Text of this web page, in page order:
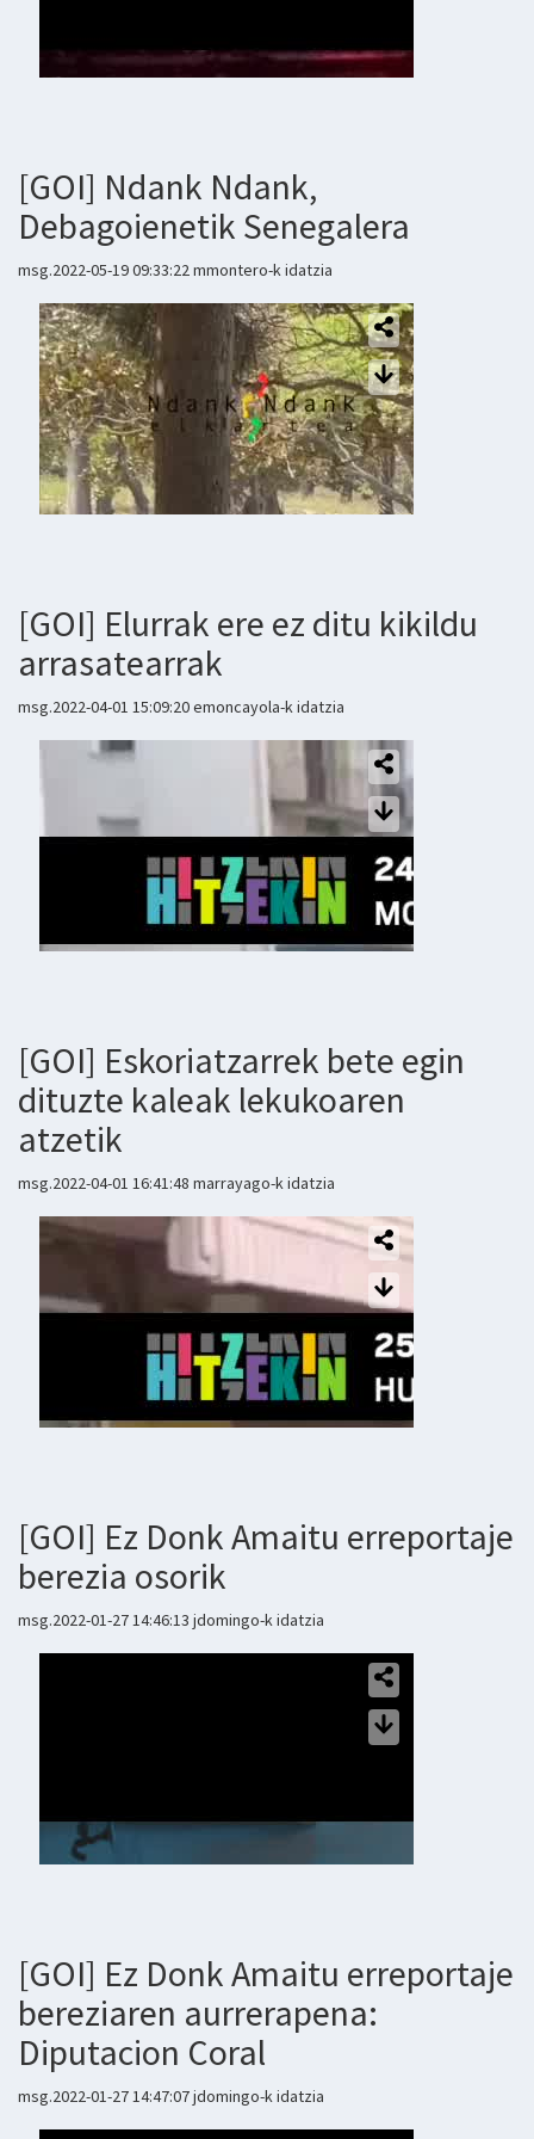
[GOI] Ndank Ndank,
Debagoienetik Senegalera
msg.2022-05-19 09:33:22 mmontero-k idatzia
[GOI] Elurrak ere ez ditu kikildu
arrasatearrak
msg.2022-04-01 15:09:20 emoncayola-k idatzia
[GOI] Eskoriatzarrek bete egin
dituzte kaleak lekukoaren
atzetik
msg.2022-04-01 16:41:48 marrayago-k idatzia
[GOI] Ez Donk Amaitu erreportaje
berezia osorik
msg.2022-01-27 14:46:13 jdomingo-k idatzia
[GOI] Ez Donk Amaitu erreportaje
bereziaren aurrerapena:
Diputacion Coral
msg.2022-01-27 14:47:07 jdomingo-k idatzia